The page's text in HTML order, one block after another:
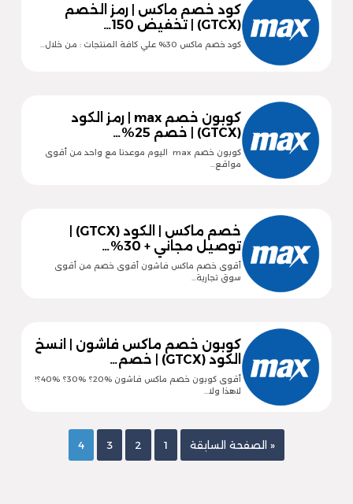
كود خصم ماكس | رمز الخصم
(GTCX) | تخفيض 150…
كود خصم ماكس 30% علي كافة المنتجات : من خلال…
كوبون خصم max | رمز الكود
(GTCX) | خصم 25%…
كوبون خصم max اليوم موعدنا مع واحد من أقوى
مواقع…
خصم ماكس | الكود (GTCX) |
توصيل مجاني + 30%…
أقوى خصم ماكس فاشون أقوى خصم من أقوى
سوق تجارية…
كوبون خصم ماكس فاشون | انسخ
الكود (GTCX) | خصم…
أقوى كوبون خصم ماكس فاشون %20؟ %30؟ %40؟!
لاهذا ولا…
« الصفحة السابقة 1
2
3
4